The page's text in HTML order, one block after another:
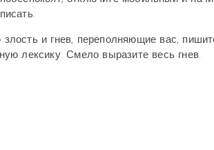
писать.
и гнев, переполняющие вас,
лексику. Смело выразите весь гнев.